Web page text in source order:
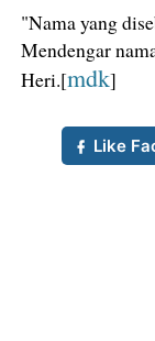
"Nama yang
Mendengar
Heri.[mdk]
Like